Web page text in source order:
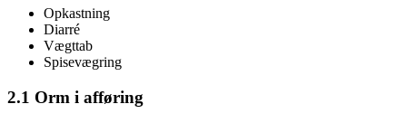
Opkastning
Diarré
Vægttab
Spisevægring
2.1 Orm i afføring